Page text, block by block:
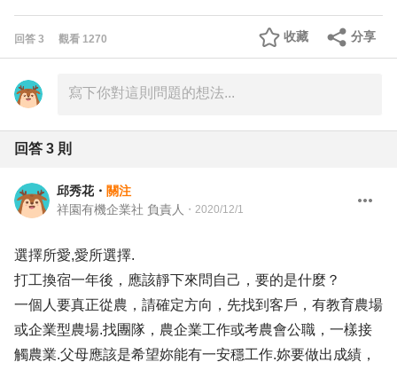
回答 3 觀看 1270 分享
收藏
回答 3 則
邱秀花 ・ 關注
祥園有機企業社 負責人 ・ 2020/12/1
選擇所愛,愛所選擇.
打工換宿一年後，應該靜下來問自己，要的是什麼？
一個人要真正從農，請確定方向，先找到客戶，有教育農場
或企業型農場.找團隊，農企業工作或考農會公職，一樣接
觸農業.父母應該是希望妳能有一安穩工作.妳要做出成績，